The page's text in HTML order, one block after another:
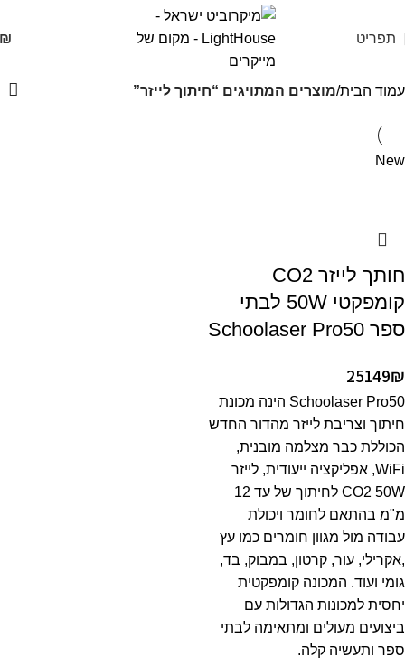
תפריט ₪
עמוד הבית מוצרים המתויגים “חיתוך לייזר”
New
חותך לייזר CO2
קומפקטי 50W לבתי
ספר Schoolaser Pro50
25149₪
Schoolaser Pro50 הינה מכונת
חיתוך וצריבת לייזר מהדור החדש
הכוללת כבר מצלמה מובנית,
WiFi, אפליקציה ייעודית, לייזר
CO2 50W לחיתוך של עד 12
מ"מ בהתאם לחומר ויכולת
עבודה מול מגוון חומרים כמו עץ
,אקרילי, עור, קרטון, במבוק, בד,
גומי ועוד. המכונה קומפקטית
יחסית למכונות הגדולות עם
ביצועים מעולים ומתאימה לבתי
ספר ותעשיה קלה.